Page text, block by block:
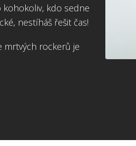
kohokoliv, kdo sedne
nestíháš řešit čas!
mrtvých rockerů je